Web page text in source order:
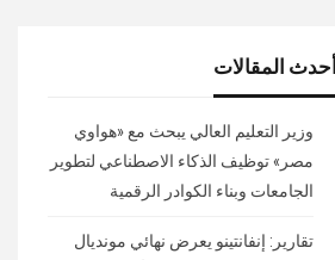
المقالات
وزير التعليم العالي يبحث مع «هواوي
مصر» توظيف الذكاء الاصطناعي لتطوير
الجامعات وبناء الكوادر الرقمية
تقارير: إنفانتينو يعرض نهائي مونديال